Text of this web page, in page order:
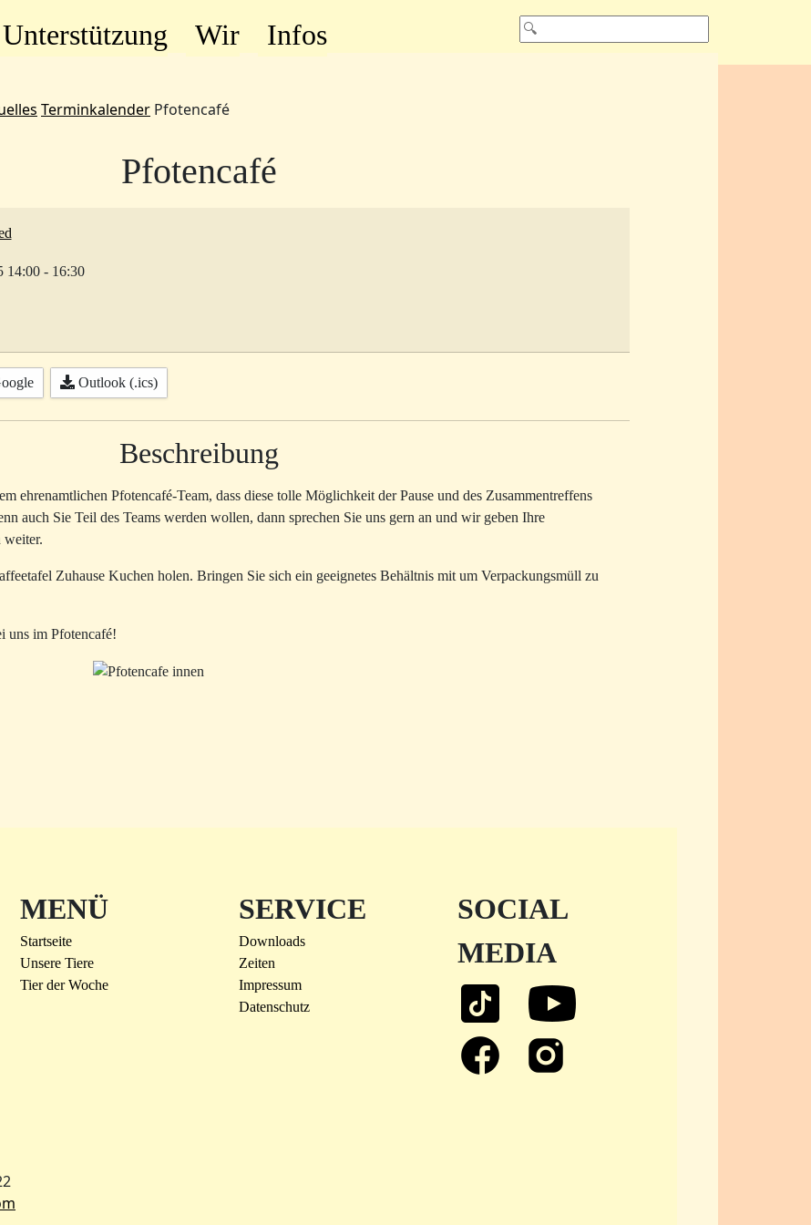
Unterstützung Wir Infos
Terminkalender Pfotencafé
Pfotencafé
14:00 - 16:30
Outlook (.ics)
Beschreibung
ehrenamtlichen Pfotencafé-Team, dass diese tolle Möglichkeit der Pause und des Zusammentreffens
auch Sie Teil des Teams werden wollen, dann sprechen Sie uns gern an und wir geben Ihre
weiter.
Zuhause Kuchen holen. Bringen Sie sich ein geeignetes Behältnis mit um Verpackungsmüll zu
uns im Pfotencafé!
MENÜ
Startseite
Unsere Tiere
Tier der Woche
SERVICE
Downloads
Zeiten
Impressum
Datenschutz
SOCIAL
MEDIA